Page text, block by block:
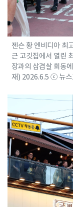
젠슨 황 엔비디아 최
근 고깃집에서 열린
장과의 삼겹살 회동
재) 2026.6.5 ⓒ 뉴스